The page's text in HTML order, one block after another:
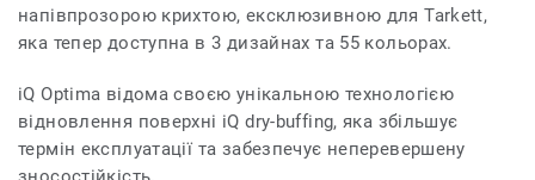
напівпрозорою крихтою, ексклюзивною для Tarkett,
яка тепер доступна в 3 дизайнах та 55 кольорах.
iQ Optima відома своєю унікальною технологією
відновлення поверхні iQ dry-buffing, яка збільшує
термін експлуатації та забезпечує неперевершену